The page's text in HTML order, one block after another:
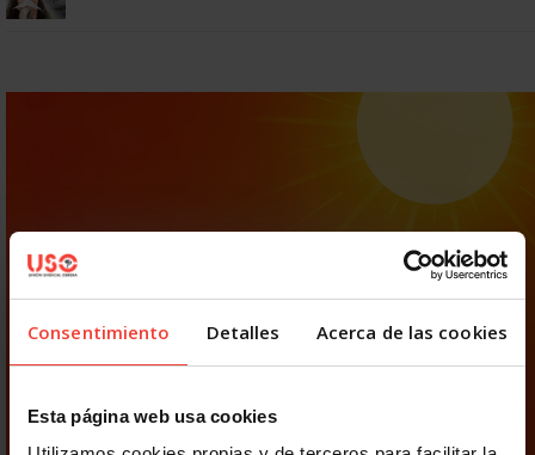
Consentimiento Detalles Acerca de las cookies
Esta página web usa cookies